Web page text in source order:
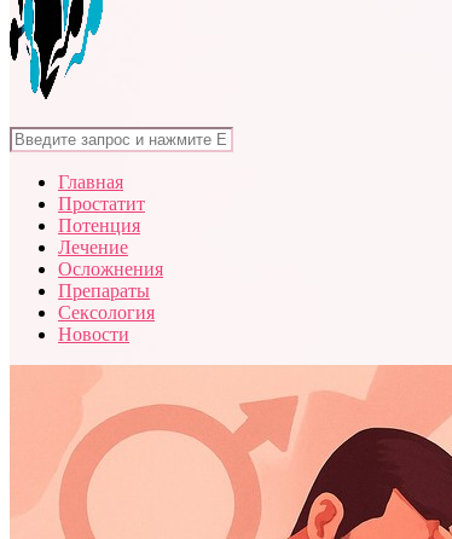
Главная
Простатит
Потенция
Лечение
Осложнения
Препараты
Сексология
Новости